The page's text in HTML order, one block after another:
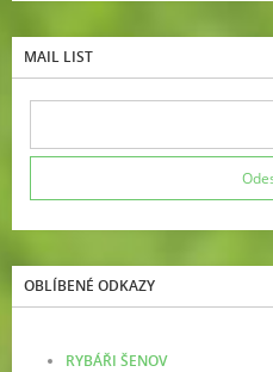
MAIL LIST
OBLÍBENÉ ODKAZY
RYBÁŘI ŠENOV